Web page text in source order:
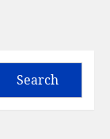
Search